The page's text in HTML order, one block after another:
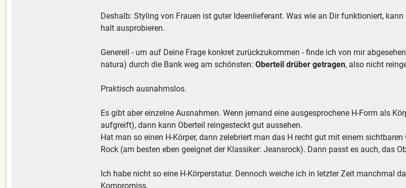
Deshalb: Styling von Frauen ist guter Ideenlieferant. Was wie an Dir funktioniert,
halt ausprobieren.
Generell - um auf Deine Frage konkret zurückzukommen - finde ich von mir
natura) durch die Bank weg am schönsten:Oberteil drüber getragen, also nicht
Praktisch ausnahmslos.
Es gibt aber einzelne Ausnahmen. Wenn jemand eine ausgesprochene H-Form als
aufgreift), dann kann Oberteil reingesteckt gut aussehen.
Hat man so einen H-Körper, dann zelebriert man das H recht gut mit einem
Rock (am besten eben geeignet der Klassiker: Jeansrock). Dann passt es auch, das
Ich habe nicht so eine H-Körperstatur. Dennoch weiche ich in letzter Zeit manchmal
Kompromiss.